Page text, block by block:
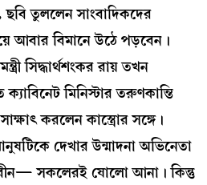
তুললেন সাংবাদিকদের
আবার বিমানে উঠে পড়বেন।
সিদ্ধার্থশংকর রায় তখন
মিনিস্টার তরুণকান্তি
করলেন কাস্ত্রোর সঙ্গে।
দেখার উন্মাদনা অভিনেতা
সকলেরই ষোলো আনা। কিন্তু